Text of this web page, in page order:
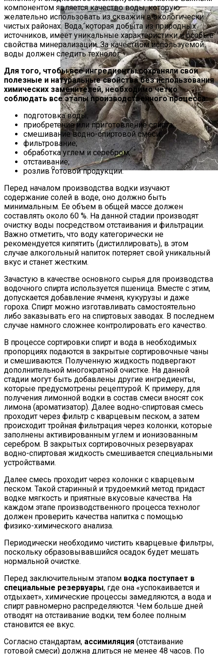
Выкапываем Георгины В Средней
Полосе: Оптимальные Сроки Осенью
2024 Года И Способы Хранения
компонентом является качество воды, которую
желательно использовать из скважин в экологически
чистых районах. Вода, которая добыта из природных
источников, имеет уникальные характеристики и особые
свойства минерализации. За качеством используемой
воды должен следить технолог
Для того, чтобы все ингредиенты сохраняли свои
полезные и натуральные свойства без использования
химических заменителей, необходимо четко
соблюдать все этапы производственного процесса:
подготовка воды;
приобретение или приготовление спирта;
смешивание водно-спиртовой смеси;
фильтрование;
обработка углем и серебром;
отстаивание;
розлив готовой продукции.
Перед началом производства водки изучают
содержание солей в воде, оно должно быть
минимальным. Ее объем в общей массе должен
составлять около 60 %. На данной стадии производят
очистку воды посредством отстаивания и фильтрации.
Важно отметить, что воду категорически не
рекомендуется кипятить (дистиллировать), в этом
случае алкогольный напиток потеряет свой уникальный
вкус и станет жестким.
Зачастую в качестве основного сырья для производства
водочного спирта используется пшеница. Вместе с этим,
допускается добавление ячменя, кукурузы и даже
гороха. Спирт можно изготавливать самостоятельно
либо заказывать его на спиртовых заводах. В последнем
случае намного сложнее контролировать его качество.
В процессе сортировки спирт и вода в необходимых
пропорциях подаются в закрытые сортировочные чаны
и смешиваются. Полученную жидкость подвергают
дополнительной многократной очистке. На данной
стадии могут быть добавлены другие ингредиенты,
которые предусмотрены рецептурой. К примеру, для
получения лимонной водки в состав смеси вносят сок
лимона (ароматизатор). Далее водно-спиртовая смесь
проходит через фильтр с кварцевым песком, а затем
происходит тройная фильтрация через колонки, которые
заполнены активированным углем и ионизованным
серебром. В закрытых сортировочных резервуарах
водно-спиртовая жидкость смешивается специальными
устройствами.
Далее смесь проходит через колонки с кварцевым
песком. Такой старинный и трудоемкий метод придаст
водке мягкость и приятные вкусовые качества. На
каждом этапе производственного процесса технолог
должен проверить качества напитка с помощью
физико-химического анализа.
Периодически необходимо чистить кварцевые фильтры,
поскольку образовывавшийся осадок будет мешать
нормальной очистке.
Перед заключительным этапом водка поступает в
специальные резервуары, где она «успокаивается и
отдыхает», химические процессы замедляются, а вода и
спирт равномерно распределяются. Чем больше дней
отводят на отстаивание водки, тем более полным
становится ее вкус.
Согласно стандартам, ассимиляция (отстаивание
готовой смеси) должна длиться не менее 48 часов. По